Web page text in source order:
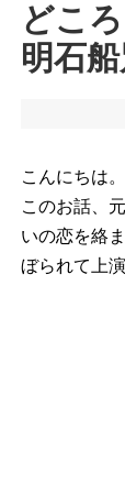
どこ
明石
こんにちは
このお話、
いの恋を絡
ぼられて上